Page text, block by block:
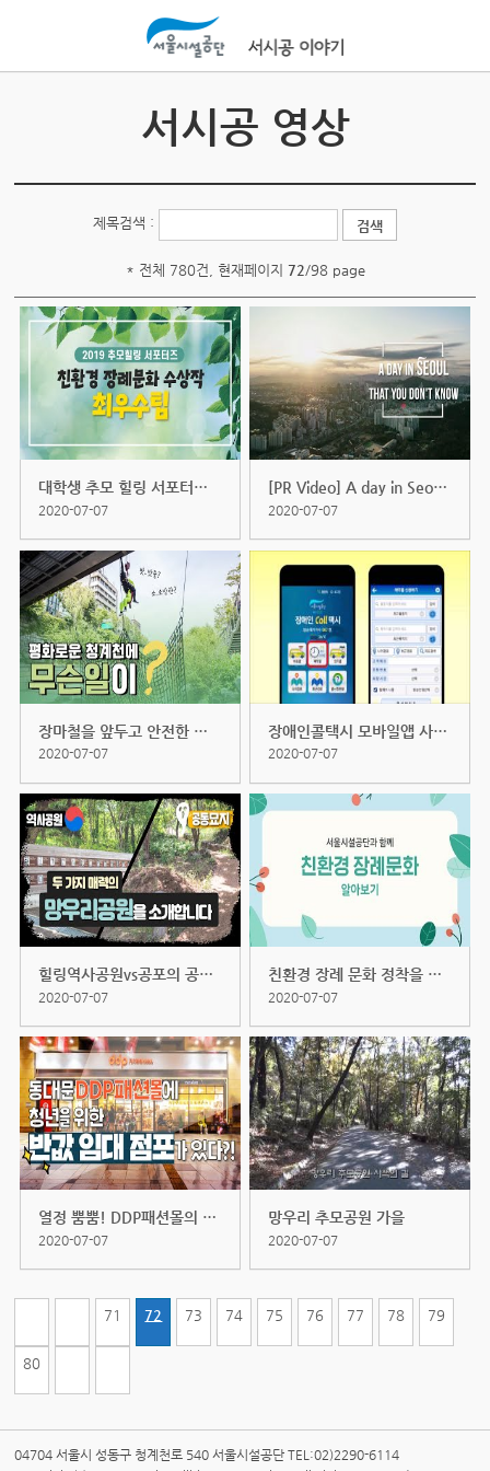
서시공 영상
제목검색 :
* 전체 780건, 현재페이지 72/98 page
대학생 추모 힐링 서포터즈가 전하...
2020-07-07
[PR Video] A day in Seoul that yo...
2020-07-07
장마철을 앞두고 안전한 청계천을 ...
2020-07-07
장애인콜택시 모바일앱 사용법!
2020-07-07
힐링역사공원vs공포의 공동묘지? 두...
2020-07-07
친환경 장례 문화 정착을 위한 4가...
2020-07-07
열정 뿜뿜! DDP패션몰의 청년 사장...
2020-07-07
망우리 추모공원 가을
2020-07-07
71 72 73 74 75 76 77 78 79
80
04704 서울시 성동구 청계천로 540 서울시설공단 TEL:02)2290-6114